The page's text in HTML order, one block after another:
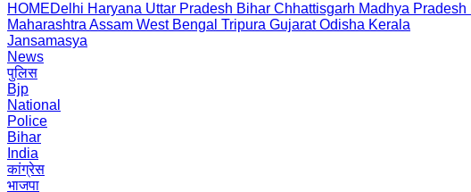
HOMEDelhi Haryana Uttar Pradesh Bihar Chhattisgarh Madhya Pradesh
Maharashtra Assam West Bengal Tripura Gujarat Odisha Kerala
Jansamasya
News
पुलिस
Bjp
National
Police
Bihar
India
कांग्रेस
भाजपा